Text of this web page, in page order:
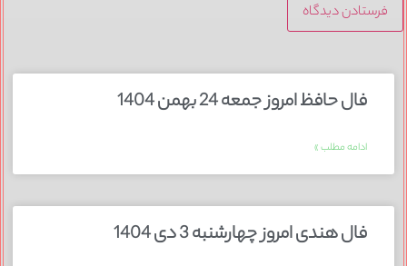
فال حافظ امروز جمعه 24 بهمن 1404
ادامه مطلب »
فال هندی امروز چهارشنبه 3 دی 1404